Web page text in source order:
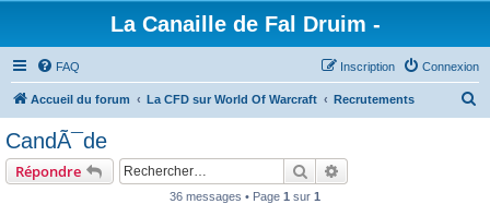
La Canaille de Fal Druim -
FAQ Connexion
Inscription
Accueil du forum La CFD sur World Of Warcraft Recrutements
CandÃ¯de
Répondre Rechercher
36 messages • Page 1 sur 1